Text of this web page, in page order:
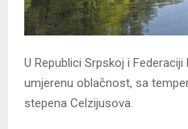
U Republici Srpskoj i
umjerenu oblačnost, sa
stepena Celzijusova.